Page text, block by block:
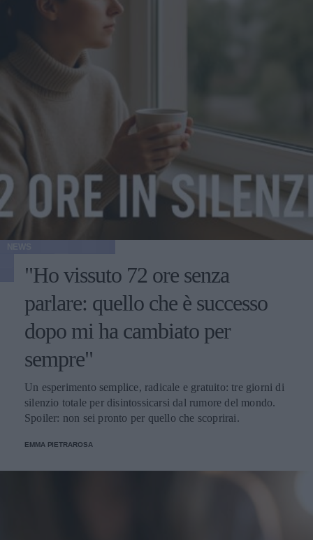
"Ho vissuto 72 ore senza
parlare: quello che è successo
dopo mi ha cambiato per
sempre"
Un esperimento semplice, radicale e gratuito: tre giorni di
silenzio totale per disintossicarsi dal rumore del mondo.
Spoiler: non sei pronto per quello che scoprirai.
EMMA PIETRAROSA